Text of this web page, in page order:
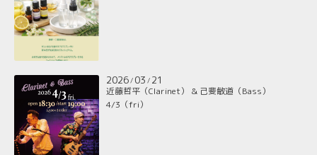
2026/ 03 / 21
近藤哲平（Clarinet） & 己斐敏道（Bass）
4/3（fri）